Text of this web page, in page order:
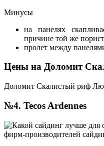
Минусы
на панелях
причине той же
пролет между
Цены на Доломит
Доломит Скалистый риф
№4. Tecos Ardennes